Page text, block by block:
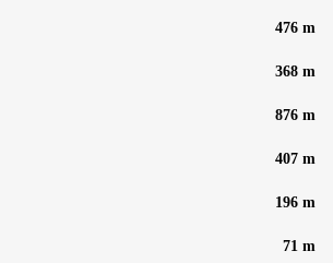
476 m
368 m
876 m
407 m
196 m
71 m